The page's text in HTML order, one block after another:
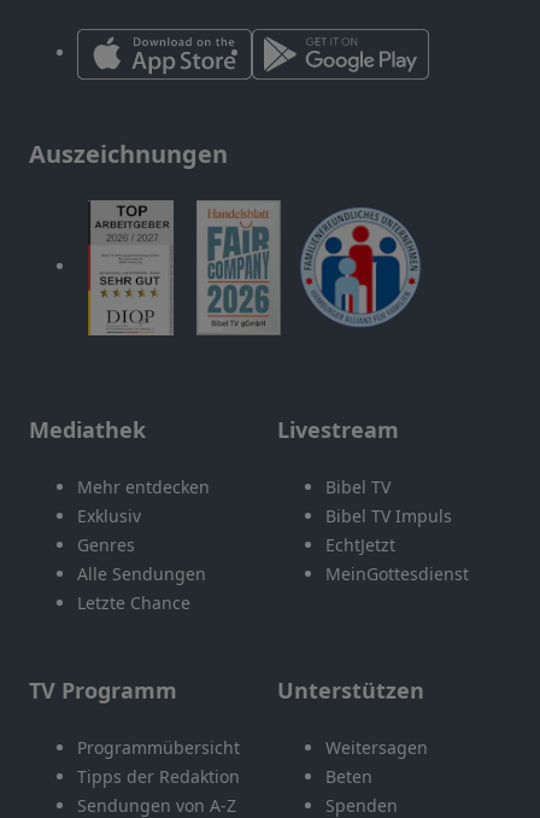
Auszeichnungen
Mediathek
Mehr entdecken
Exklusiv
Genres
Alle Sendungen
Letzte Chance
Livestream
Bibel TV
Bibel TV Impuls
EchtJetzt
MeinGottesdienst
TV Programm
Programmübersicht
Tipps der Redaktion
Sendungen von A-Z
Unterstützen
Weitersagen
Beten
Spenden